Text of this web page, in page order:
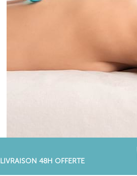
LIVRAISON 48H OFFERTE